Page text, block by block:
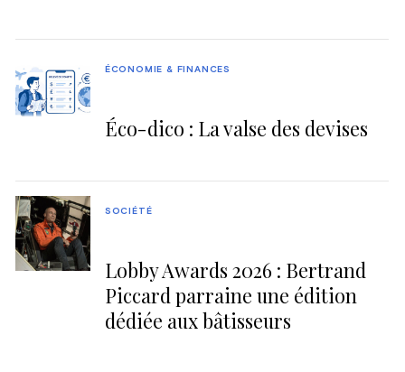
Éco-dico : La valse des devises
ÉCONOMIE & FINANCES
Lobby Awards 2026 : Bertrand
Piccard parraine une édition
dédiée aux bâtisseurs
SOCIÉTÉ